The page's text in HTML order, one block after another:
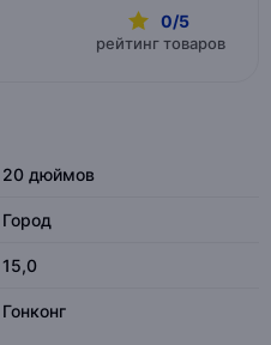
0/5
рейтинг товаров
20 дюймов
Город
15,0
Гонконг